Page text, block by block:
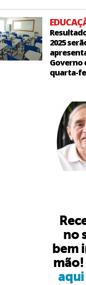
2025
Governo
quarta-
no
bem
aqui